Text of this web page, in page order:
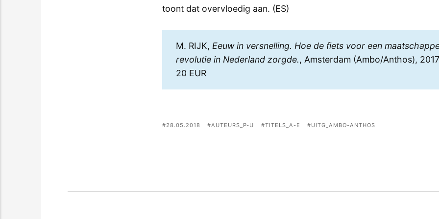
toont dat overvloedig aan. (ES)
M. RIJK, Eeuw in versnelling. Hoe de fiets voor een
revolutie in Nederland zorgde., Amsterdam (Ambo/Anthos), 2017
20 EUR
28.05.2018 AUTEURS_P-U TITELS_A-E UITG_AMBO-ANTHOS